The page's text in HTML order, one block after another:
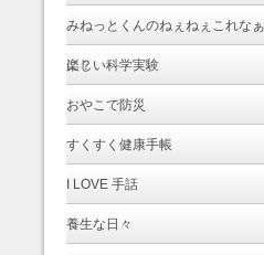
みねっとくんのねぇねぇこれなぁ
に？
楽しい科学実験
おやこで防災
すくすく健康手帳
I LOVE 手話
養生な日々